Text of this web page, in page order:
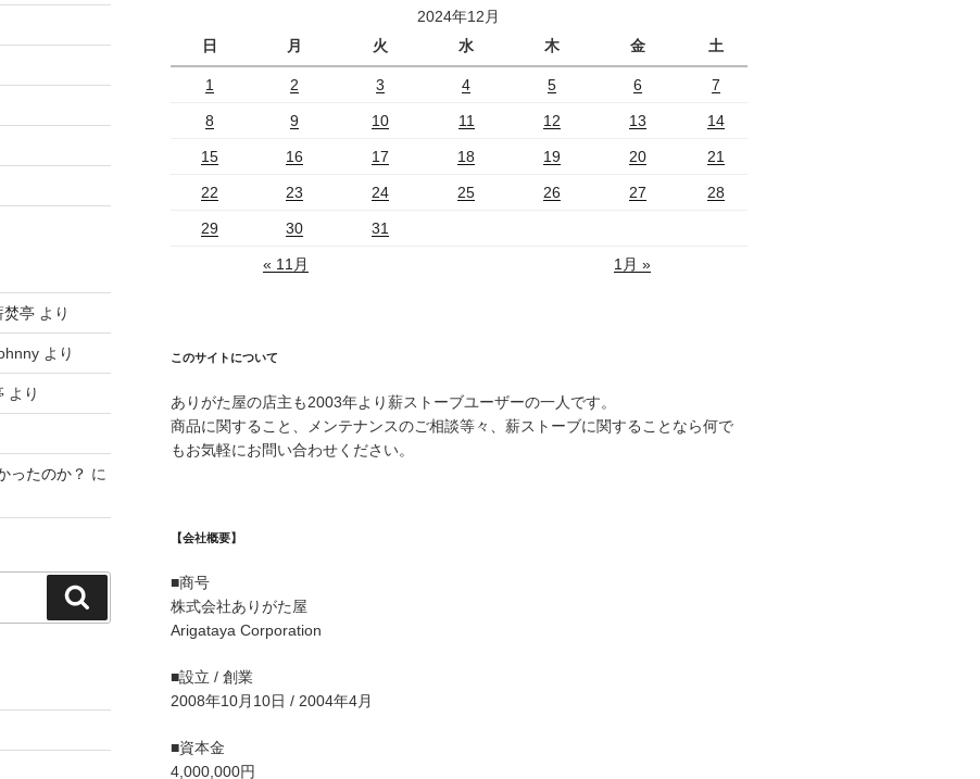
焚亭 より
より
より
ったのか？ に
索
2024年12月
日
月 火 水 木 金 土
1 2 3 4 5 6 7
8 9 10 11 12 13 14
15 16 17 18 19 20 21
22 23 24 25 26 27 28
29 30 31
« 11月 1月 »
このサイトについて
ありがた屋の店主も2003年より薪ストーブユーザーの一人です。
商品に関すること、メンテナンスのご相談等々、薪ストーブに関することなら何で
もお気軽にお問い合わせください。
【会社概要】
■商号
株式会社ありがた屋
Arigataya Corporation
■設立 / 創業
2008年10月10日 / 2004年4月
■資本金
4,000,000円